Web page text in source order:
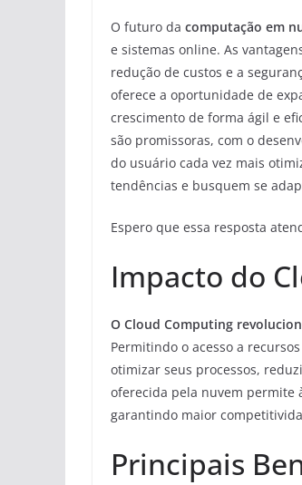
O futuro da computação em
e sistemas online. As
redução de custos e a
oferece a oportunidade de
crescimento de forma ágil e
são promissoras, com o
do usuário cada vez mais
tendências e busquem se
Espero que essa resposta
Impacto do
O Cloud Computing
Permitindo o acesso a
otimizar seus processos,
oferecida pela nuvem permite
garantindo maior
Principais